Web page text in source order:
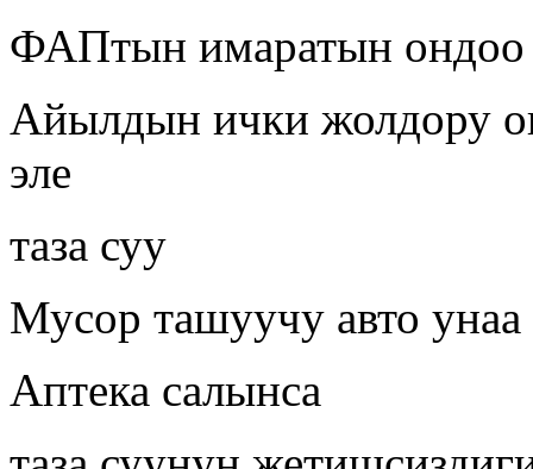
ФАПтын имаратын ондоо
Айылдын ички жолдору
эле
таза суу
Мусор ташуучу авто унаа
Аптека салынса